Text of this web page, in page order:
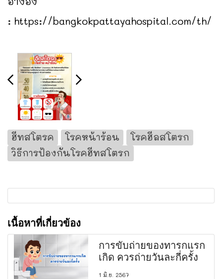
: https://bangkokpattayahospital.com/th/
ฮีทสโตรค โรคหน้าร้อน
โรคฮีลสโตรก
วิธีการป้องกันโรคฮีทสโตรก
เนื้อหาที่เกี่ยวข้อง
การขับถ่ายของทารกแรก
เกิด ควรถ่ายวันละกี่ครั้ง
1 มิ.ย. 2567